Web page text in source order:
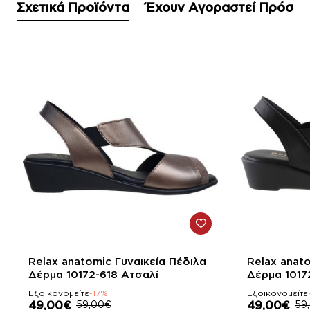
Σχετικά Προϊόντα Έχουν Αγοραστεί
-17%
Relax anatomic Γυναικεία Πέδιλα
Δέρμα 10172-618 Ατσαλί
Εξοικονομείτε-17%
49,00€ 59,00€
-17%
Relax
Δέρμα
Εξοικονομείτε
49,00€